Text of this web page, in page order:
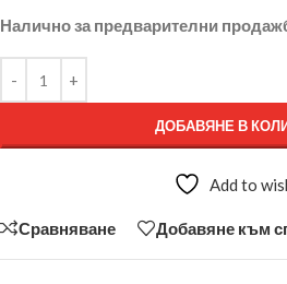
Налично за предварителни
ДОБАВЯНЕ В
Add to
Сравняване Добавяне към